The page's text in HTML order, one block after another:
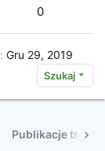
0
Gru 29, 2019
Szukaj
Publikacje treści